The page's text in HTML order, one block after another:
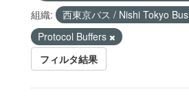
組織:
西東京バス / Nishi Tokyo Bus
Protocol Buffers
フィルタ結果